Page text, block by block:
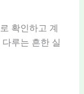
확인하고 계
루는 흔한 실